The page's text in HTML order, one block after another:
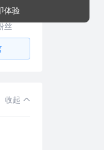
丝
收起
体验